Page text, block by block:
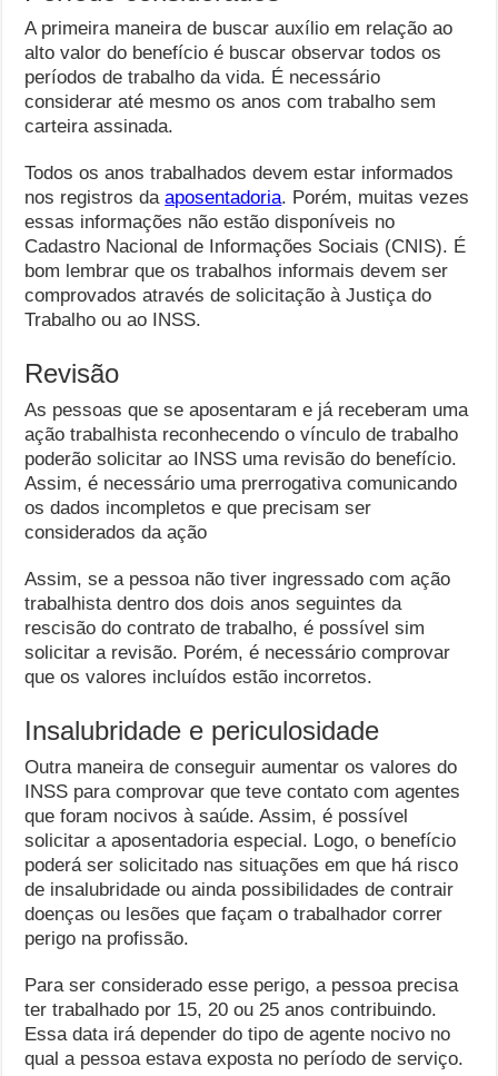
A primeira maneira de buscar auxílio em relação ao
alto valor do benefício é buscar observar todos os
períodos de trabalho da vida. É necessário
considerar até mesmo os anos com trabalho sem
carteira assinada.
Todos os anos trabalhados devem estar informados
nos registros daaposentadoria. Porém, muitas vezes
essas informações não estão disponíveis no
Cadastro Nacional de Informações Sociais (CNIS). É
bom lembrar que os trabalhos informais devem ser
comprovados através de solicitação à Justiça do
Trabalho ou ao INSS.
Revisão
As pessoas que se aposentaram e já receberam uma
ação trabalhista reconhecendo o vínculo de trabalho
poderão solicitar ao INSS uma revisão do benefício.
Assim, é necessário uma prerrogativa comunicando
os dados incompletos e que precisam ser
considerados da ação
Assim, se a pessoa não tiver ingressado com ação
trabalhista dentro dos dois anos seguintes da
rescisão do contrato de trabalho, é possível sim
solicitar a revisão. Porém, é necessário comprovar
que os valores incluídos estão incorretos.
Insalubridade e periculosidade
Outra maneira de conseguir aumentar os valores do
INSS para comprovar que teve contato com agentes
que foram nocivos à saúde. Assim, é possível
solicitar a aposentadoria especial. Logo, o benefício
poderá ser solicitado nas situações em que há risco
de insalubridade ou ainda possibilidades de contrair
doenças ou lesões que façam o trabalhador correr
perigo na profissão.
Para ser considerado esse perigo, a pessoa precisa
ter trabalhado por 15, 20 ou 25 anos contribuindo.
Essa data irá depender do tipo de agente nocivo no
qual a pessoa estava exposta no período de serviço.